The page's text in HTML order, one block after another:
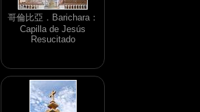
哥倫比亞．Barichara：
Capilla de Jesús
Resucitado